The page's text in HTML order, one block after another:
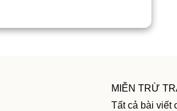
MIỄN TRỪ
Tất cả bài viết